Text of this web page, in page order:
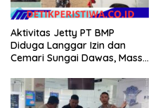
Aktivitas Jetty PT BMP
Diduga Langgar Izin dan
Cemari Sungai Dawas, Massa
Barikade 98 Minta
Pemerintah Usut Tuntas